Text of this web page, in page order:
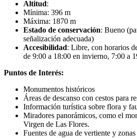
Altitud:
Mínima: 396 m
Máxima: 1870 m
Estado de conservación: Bueno
señalización adecuada)
Accesibilidad: Libre, con horarios
de 9:00 a 18:00 en invierno, 7:00 a
Puntos de Interés:
Monumentos históricos
Áreas de descanso con cestos para
Información turística sobre flora y
Miradores panorámicos, como el
Virgen de Las Flores.
Fuentes de agua de vertiente y